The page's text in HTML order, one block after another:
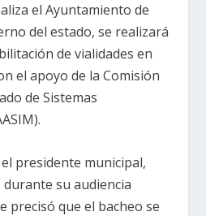
el Ayuntamiento de
del estado, se realizará
de vialidades en
el apoyo de la Comisión
de Sistemas
presidente municipal,
su audiencia
precisó que el bacheo se